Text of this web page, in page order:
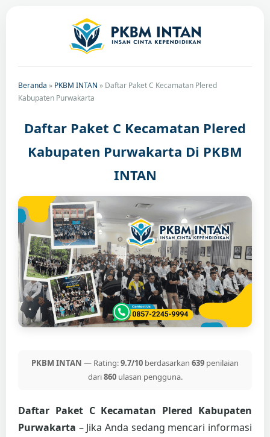
Beranda » PKBM INTAN » Daftar Paket C Kecamatan Plered
Kabupaten Purwakarta
Daftar Paket C Kecamatan Plered
Kabupaten Purwakarta Di PKBM
INTAN
PKBM INTAN — Rating:9.7/10 berdasarkan 639 penilaian
dari860ulasan pengguna.
Daftar Paket C Kecamatan Plered Kabupaten
Purwakarta – Jika Anda sedang mencari informasi